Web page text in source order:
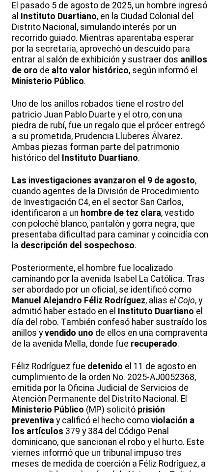
El pasado 5 de agosto de 2025, un hombre ingresó
al
Instituto Duartiano, en la Ciudad Colonial del
Distrito Nacional, simulando interés por un
recorrido guiado. Mientras aparentaba esperar
por la secretaria, aprovechó un descuido para
entrar al salón de exhibición y sustraer dos anillos
de oro de alto valor histórico, según informó el
Ministerio Público.
Uno de los anillos robados tiene el rostro del
patricio Juan Pablo Duarte y el otro, con una
piedra de rubí, fue un regalo que el prócer entregó
a su prometida, Prudencia Lluberes Álvarez.
Ambas piezas forman parte del patrimonio
histórico del
Instituto Duartiano.
Las investigaciones avanzaron el 9 de agosto,
cuando agentes de la División de Procedimiento
de Investigación C4, en el sector San Carlos,
identificaron a un hombre de tez clara, vestido
con poloché blanco, pantalón y gorra negra, que
presentaba dificultad para caminar y coincidía con
la descripción del sospechoso.
Posteriormente, el hombre fue localizado
caminando por la avenida Isabel La Católica. Tras
ser abordado por un oficial, se identificó como
Manuel Alejandro Féliz Rodríguez, alias el Cojo, y
admitió haber estado en el
Instituto Duartiano el
día del robo. También confesó haber sustraído los
anillos yvendido uno de ellos en una compraventa
de la avenida Mella, donde fue recuperado.
Féliz Rodríguez fue detenido el 11 de agosto en
cumplimiento de la orden No. 2025-AJ0052368,
emitida por la Oficina Judicial de Servicios de
Atención Permanente del Distrito Nacional. El
Ministerio Público (MP) solicitó prisión
preventiva y calificó el hecho como violación a
los artículos 379 y 384 del Código Penal
dominicano, que sancionan el robo y el hurto. Este
viernes informó que un tribunal impuso tres
meses de medida de coerción a Féliz Rodríguez, a